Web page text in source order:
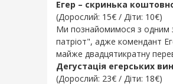
Егер – скринька
(Дорослий: 15€ / Діти: 10€)
Ми познайомимося з одним з
патріот", адже комендант
майже двадцятикратну
Дегустація егерських
(Дорослий: 23€ / Діти: 18€)